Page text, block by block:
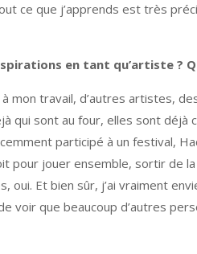
ce que j’apprends est très
en tant qu’artiste ?
travail, d’autres artistes,
qui sont au four, elles sont
participé à un festival,
pour jouer ensemble, sortir de
Et bien sûr, j’ai vraiment
voir que beaucoup d’autres